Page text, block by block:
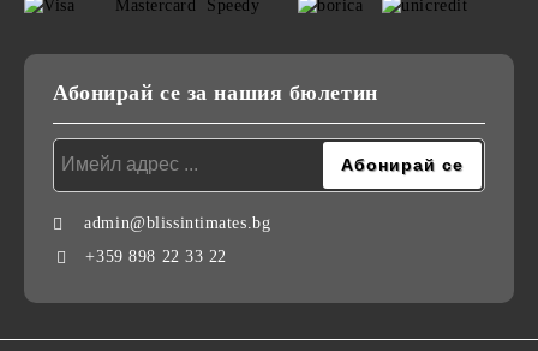
Абонирай се за нашия бюлетин
admin@blissintimates.bg
+359 898 22 33 22